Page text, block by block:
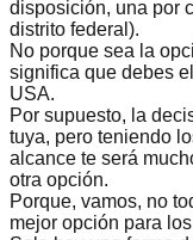
disposición, una por
distrito federal).
No porque sea la
significa que debes
USA.
Por supuesto, la
tuya, pero teniendo
alcance te será
otra opción.
Porque, vamos, no
mejor opción para